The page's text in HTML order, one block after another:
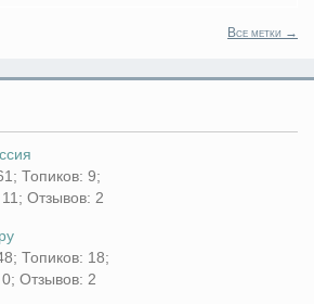
Все метки →
Топиков: 9;
Отзывов: 2
Топиков: 18;
Отзывов: 2